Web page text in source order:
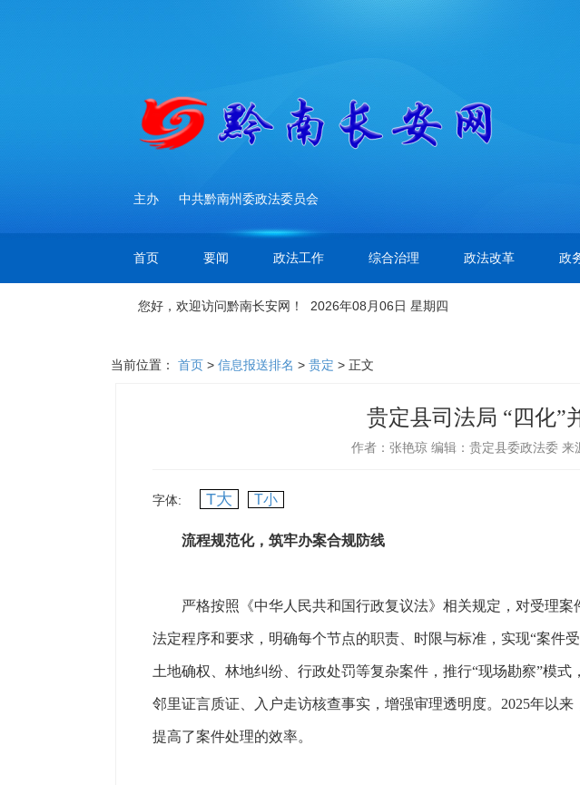
主办 中共黔南州委政法委员会
首页 要闻 政法工作 综合治理 政法改革 政
您好，欢迎访问黔南长安网！ 2026年08月06日 星期四
当前位置： 首页 > 信息报送排名 > 贵定 > 正文
贵定县司法局 “四化”
作者：张艳琼编辑：贵定县委政法委 来
字体: T大 T小
流程规范化，筑牢办案合规防线
严格按照《中华人民共和国行政复议法》相关规定，对受理案
法定程序和要求，明确每个节点的职责、时限与标准，实现“案件
土地确权、林地纠纷、行政处罚等复杂案件，推行“现场勘察”模
邻里证言质证、入户走访核查事实，增强审理透明度。2025年以
提高了案件处理的效率。